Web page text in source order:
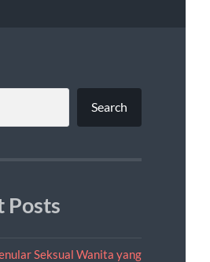
Search
Posts
Seksual Wanita yang